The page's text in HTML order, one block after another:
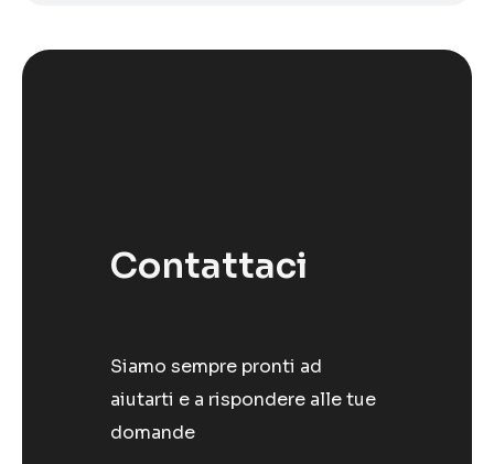
Contattaci
Siamo sempre pronti ad
aiutarti e a rispondere alle tue
domande